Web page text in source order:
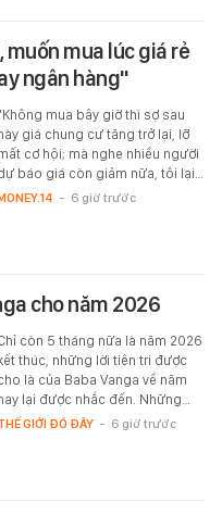
mua lúc giá rẻ
ngân hàng"
mua bây giờ thì sợ sau
giá chung cư tăng trở lại, lỡ
cơ hội; mà nghe nhiều người
báo giá còn giảm nữa, tôi lại…
- 6 giờ trước
cho năm 2026
còn 5 tháng nữa là năm 2026
thúc, những lời tiên tri được
là của Baba Vanga về năm
lại được nhắc đến. Những…
GIỚI ĐÓ ĐÂY - 6 giờ trước